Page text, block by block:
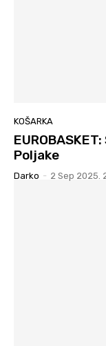
KOŠARKA
Poljake
Darko - 2 Sep 2025.